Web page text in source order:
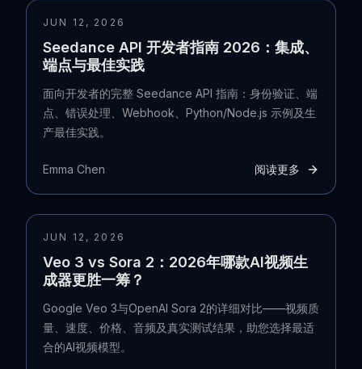
JUN 12, 2026
Seedance API 开发者指南 2026：集成、
端点与最佳实践
面向开发者的完整 Seedance API 指南：身份验证、端
点、错误处理、Webhook、Python/Node.js 示例及生
产最佳实践。
Emma Chen 阅读更多
JUN 12, 2026
Veo 3 vs Sora 2：2026年哪款AI视频生
成器更胜一筹？
Google Veo 3与OpenAI Sora 2的详细对比——视频质
量、速度、价格、音频及真实测试结果，助您选择最适
合的AI视频模型。